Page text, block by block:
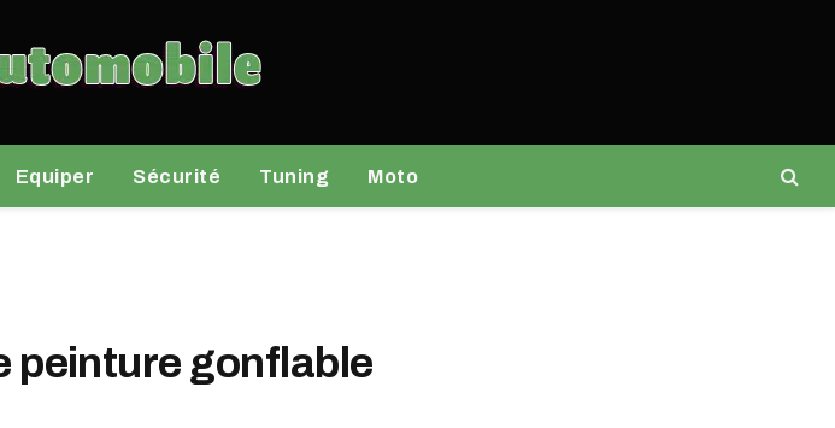
Equiper Sécurité Tuning Moto
peinture gonflable